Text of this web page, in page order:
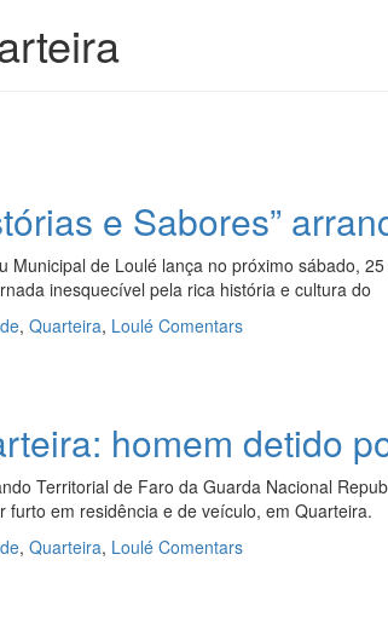
e Sabores”
Municipal de Loulé lança no próximo sábado,
inesquecível pela rica história e cultura do
, Quarteira, Loulé Comentars
homem detido
Territorial de Faro da Guarda Nacional
furto em residência e de veículo, em Quarteira.
, Quarteira, Loulé Comentars